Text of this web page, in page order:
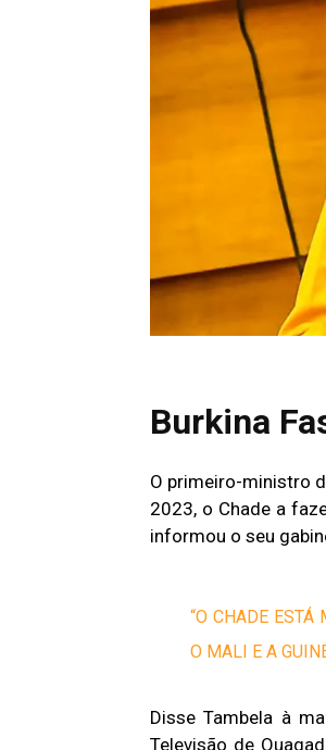
Burkina
O primeiro-ministro
2023, o Chade a
informou o seu
“O CHADE ESTÁ
O MALI E A
Disse Tambela à
Televisão de